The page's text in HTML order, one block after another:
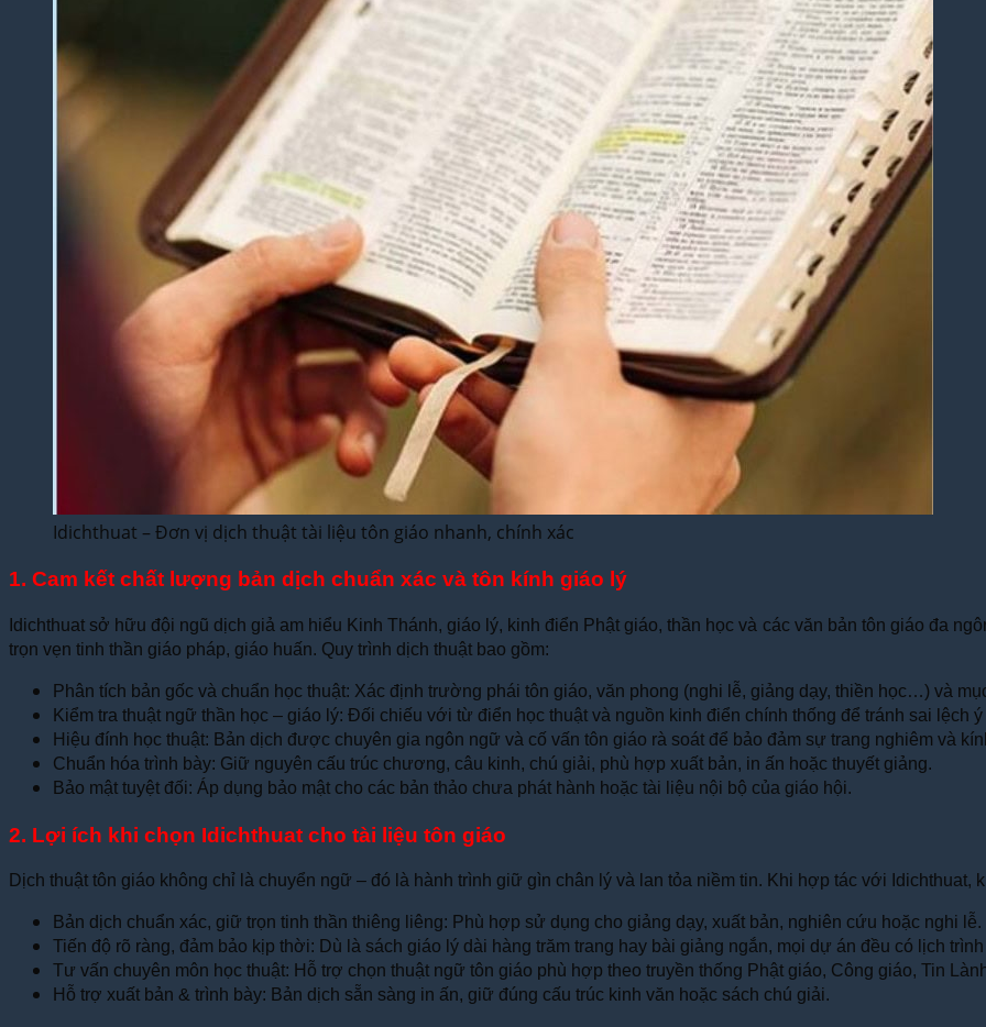
Idichthuat – Đơn vị dịch thuật tài liệu tôn giáo nhanh, chính xác
1. Cam kết chất lượng bản dịch chuẩn xác và tôn kính giáo lý
Idichthuat sở hữu đội ngũ dịch giả am hiểu Kinh Thánh, giáo lý, kinh điển Phật giáo, thần học và các văn bản tôn giáo đa
trọn vẹn tinh thần giáo pháp, giáo huấn. Quy trình dịch thuật bao gồm:
Phân tích bản gốc và chuẩn học thuật: Xác định trường phái tôn giáo, văn phong (nghi lễ, giảng dạy, thiền học…) và
Kiểm tra thuật ngữ thần học – giáo lý: Đối chiếu với từ điển học thuật và nguồn kinh điển chính thống để tránh sai lệch
Hiệu đính học thuật: Bản dịch được chuyên gia ngôn ngữ và cố vấn tôn giáo rà soát để bảo đảm sự trang nghiêm và
Chuẩn hóa trình bày: Giữ nguyên cấu trúc chương, câu kinh, chú giải, phù hợp xuất bản, in ấn hoặc thuyết giảng.
Bảo mật tuyệt đối: Áp dụng bảo mật cho các bản thảo chưa phát hành hoặc tài liệu nội bộ của giáo hội.
2. Lợi ích khi chọn Idichthuat cho tài liệu tôn giáo
Dịch thuật tôn giáo không chỉ là chuyển ngữ – đó là hành trình giữ gìn chân lý và lan tỏa niềm tin. Khi hợp tác với Idichthuat,
Bản dịch chuẩn xác, giữ trọn tinh thần thiêng liêng: Phù hợp sử dụng cho giảng dạy, xuất bản, nghiên cứu hoặc nghi lễ.
Tiến độ rõ ràng, đảm bảo kịp thời: Dù là sách giáo lý dài hàng trăm trang hay bài giảng ngắn, mọi dự án đều có lịch
Tư vấn chuyên môn học thuật: Hỗ trợ chọn thuật ngữ tôn giáo phù hợp theo truyền thống Phật giáo, Công giáo, Tin
Hỗ trợ xuất bản & trình bày: Bản dịch sẵn sàng in ấn, giữ đúng cấu trúc kinh văn hoặc sách chú giải.